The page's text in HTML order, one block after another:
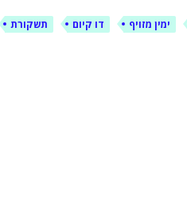
ימין מזויף דו קיום תשקורת